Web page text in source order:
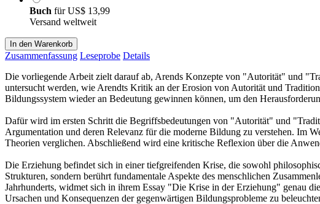
Buch fürUS$ 13,99
Versand weltweit
In den Warenkorb
Zusammenfassung Leseprobe Details
Die vorliegende Arbeit zielt darauf ab, Arends Konzepte von "Autorität" und
untersucht werden, wie Arendts Kritik an der Erosion von Autorität und
Bildungssystem wieder an Bedeutung gewinnen können, um den
Dafür wird im ersten Schritt die Begriffsbedeutungen von "Autorität" und
Argumentation und deren Relevanz für die moderne Bildung zu verstehen. Im
Theorien verglichen. Abschließend wird eine kritische Reflexion über die
Die Erziehung befindet sich in einer tiefgreifenden Krise, die sowohl
Strukturen, sondern berührt fundamentale Aspekte des menschlichen
Jahrhunderts, widmet sich in ihrem Essay "Die Krise in der Erziehung" genau
Ursachen und Konsequenzen der gegenwärtigen Bildungsprobleme zu